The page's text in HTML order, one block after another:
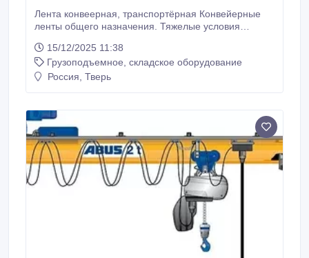
Лента конвеерная, транспортёрная Конвейерные
ленты общего назначения. Тяжелые условия
Трудновоспламеняющиеся ленты для тяжелых
условий эксплуатации. Трудновоспламеняющиеся
морозостойкие для тяжелых условий эксплуатации.
15/12/2025 11:38
Грузоподъемное, складское оборудование
Россия, Тверь